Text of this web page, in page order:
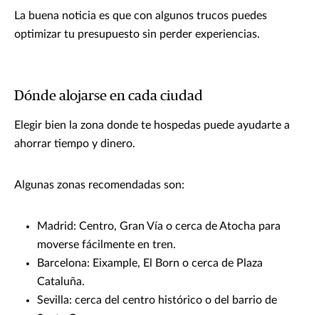
La buena noticia es que con algunos trucos puedes
optimizar tu presupuesto sin perder experiencias.
Dónde alojarse en cada ciudad
Elegir bien la zona donde te hospedas puede ayudarte a
ahorrar tiempo y dinero.
Algunas zonas recomendadas son:
Madrid: Centro, Gran Vía o cerca de Atocha para
moverse fácilmente en tren.
Barcelona: Eixample, El Born o cerca de Plaza
Cataluña.
Sevilla: cerca del centro histórico o del barrio de